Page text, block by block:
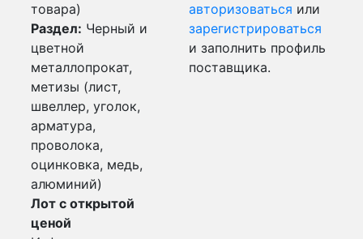
товара)
Раздел: Черный и
цветной
металлопрокат,
метизы (лист,
швеллер, уголок,
арматура,
проволока,
оцинковка, медь,
алюминий)
Лот с открытой
ценой
авторизоваться или
зарегистрироваться
и заполнить профиль
поставщика.